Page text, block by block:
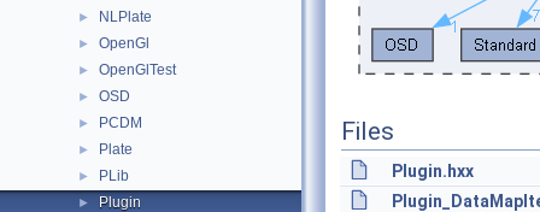
► NLPlate
► OpenGl
► OpenGlTest
► OSD
► PCDM
► Plate
► PLib
► Plugin
Files
Plugin.hxx